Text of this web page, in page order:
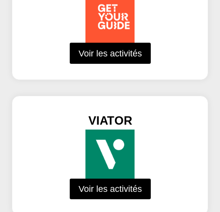
Voir les activités
VIATOR
Voir les activités